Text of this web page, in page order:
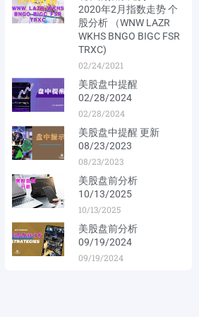
2020年2月指数走势 个
股分析 （WNW LAZR
WKHS BNGO BIGC FSR
TRXC)
02/24/2021
美股盘中提醒
02/28/2024
02/28/2024
美股盘中提醒 更新
08/23/2023
08/23/2023
美股盘前分析
10/13/2025
10/13/2025
美股盘前分析
09/19/2024
09/19/2024